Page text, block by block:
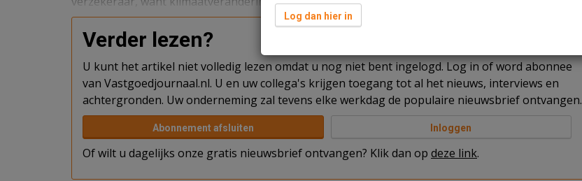
Verder lezen?
U kunt het artikel niet volledig lezen omdat u nog niet bent ingelogd. Log in of word abonnee
van Vastgoedjournaal.nl. U en uw collega's krijgen toegang tot al het nieuws, interviews en
achtergronden. Uw onderneming zal tevens elke werkdag de populaire nieuwsbrief ontvangen.
Abonnement afsluiten Inloggen
Of wilt u dagelijks onze gratis nieuwsbrief ontvangen? Klik dan op deze link.
Log dan hier in